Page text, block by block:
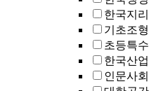
한국지
기초조
초등특
한국산
인문사